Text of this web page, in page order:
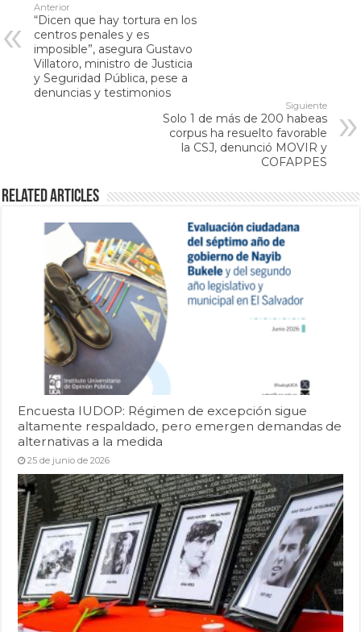
Anterior
“Dicen que hay tortura en los
centros penales y es
imposible”, asegura Gustavo
Villatoro, ministro de Justicia
y Seguridad Pública, pese a
denuncias y testimonios
Siguiente
Solo 1 de más de 200 habeas
corpus ha resuelto favorable
la CSJ, denunció MOVIR y
COFAPPES
Related Articles
Encuesta IUDOP: Régimen de excepción sigue
altamente respaldado, pero emergen demandas de
alternativas a la medida
25 de junio de 2026